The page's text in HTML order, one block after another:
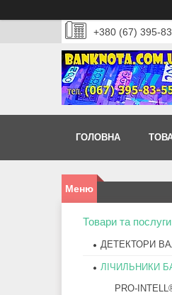
+380 (67) 395-
ГОЛОВНА
Товари та послуги
ДЕТЕКТОРИ
ЛІЧИЛЬНИКИ
PRO-